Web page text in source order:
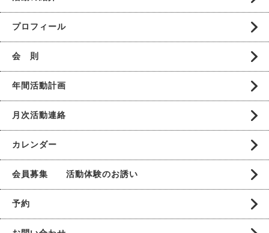
プロフィール
会 則
年間活動計画
月次活動連絡
カレンダー
会員募集 活動体験のお誘い
予約